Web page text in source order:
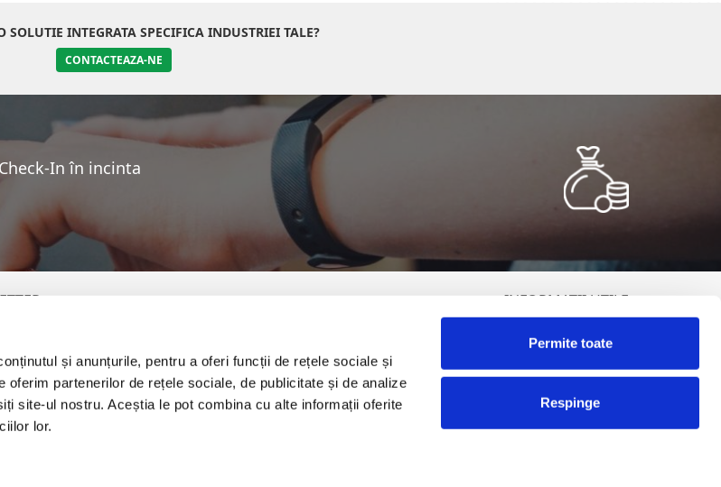
și anunțurile, pentru a oferi funcții de rețele sociale și
oferim partenerilor de rețele sociale, de publicitate și de analize
site-ul nostru. Aceștia le pot combina cu alte informații oferite
lor.
Permite toate
Respinge
SOLUTIE INTEGRATA SPECIFICA INDUSTRIEI TALE?
CONTACTEAZA-NE
In în incinta
adresei de email vă exprimați acordul pentru a
comerciale. Detalii aici: Politica de Prelucrare a
Caracter Personal (GDPR)
INFORMATII UTILE
Politica de Cookies
Politica de Prelucrare a Datelor cu Caracter Personal (GDPR)
DCP Tombola